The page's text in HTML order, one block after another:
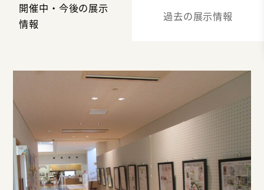
開催中・今後の展示
情報
過去の展示情報